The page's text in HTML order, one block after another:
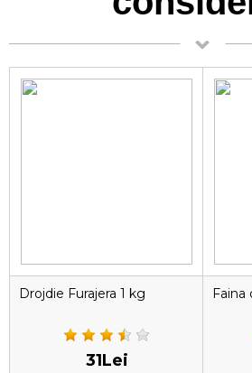
Drojdie Furajera 1 kg
31Lei
Faina